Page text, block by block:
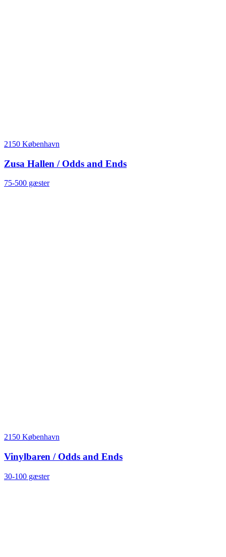
2150 København
Zusa Hallen / Odds and Ends
75-500 gæster
2150 København
Vinylbaren / Odds and Ends
30-100 gæster